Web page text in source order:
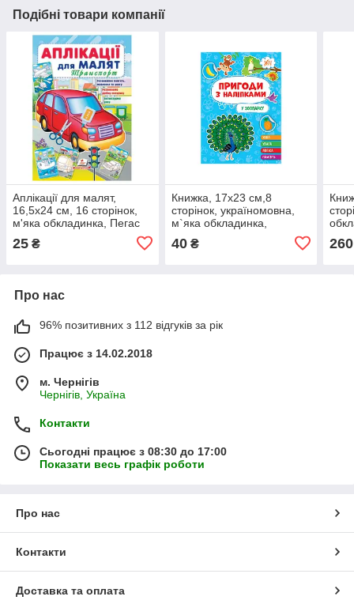
Подібні товари компанії
Аплікації для малят,
16,5х24 см, 16 сторінок,
м'яка обкладинка, Пегас
25 ₴
Книжка, 17х23 см,8
сторінок, україномовна,
м`яка обкладинка,
Ула (У зоопарку
40₴ 260
Про нас
96% позитивних з 112 відгуків за рік
Працює з 14.02.2018
м. Чернігів
Чернігів, Україна
Контакти
Сьогодні працює з 08:30 до 17:00
Показати весь графік роботи
Про нас
Контакти
Доставка та оплата